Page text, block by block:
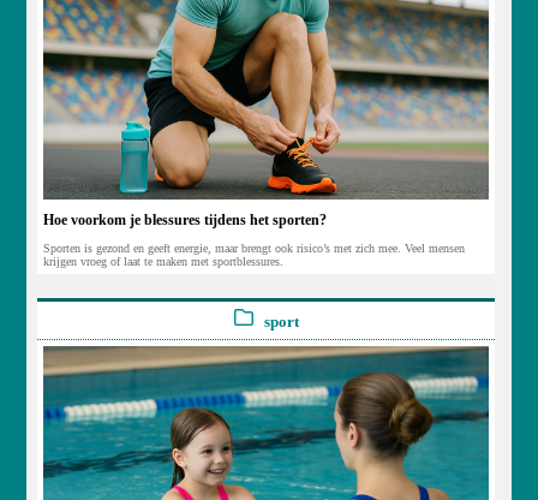
Hoe voorkom je blessures tijdens het sporten?
Sporten is gezond en geeft energie, maar brengt ook risico’s met zich mee. Veel mensen
krijgen vroeg of laat te maken met sportblessures.
sport